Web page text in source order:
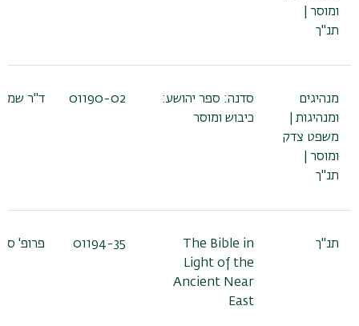
ומוסר |
תנ"ך
מנהיגים
ומנהיגות |
משפט צדק
ומוסר |
תנ"ך
סדנה: ספר יהושע:
כיבוש ומוסר
01190-02 ד"ר
תנ"ך
The Bible in
Light of the
Ancient Near
East
01194-35 פרופ'